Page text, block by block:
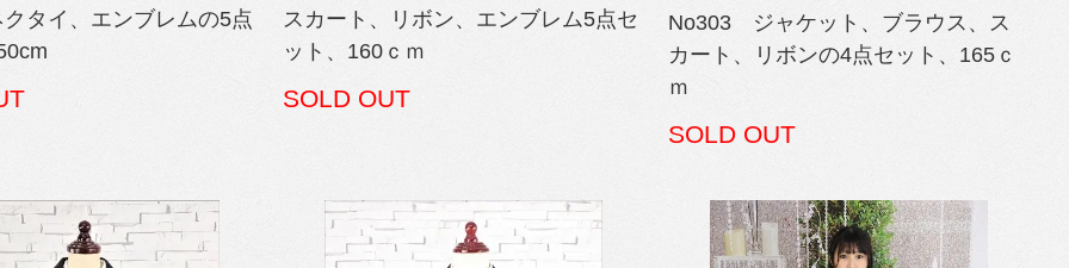
タイ、エンブレムの5点
スカート、リボン、エンブレム5点セ
ット、160ｃｍ
SOLD OUT
No303 ジャケット、ブラウス、ス
カート、リボンの4点セット、165ｃ
ｍ
SOLD OUT